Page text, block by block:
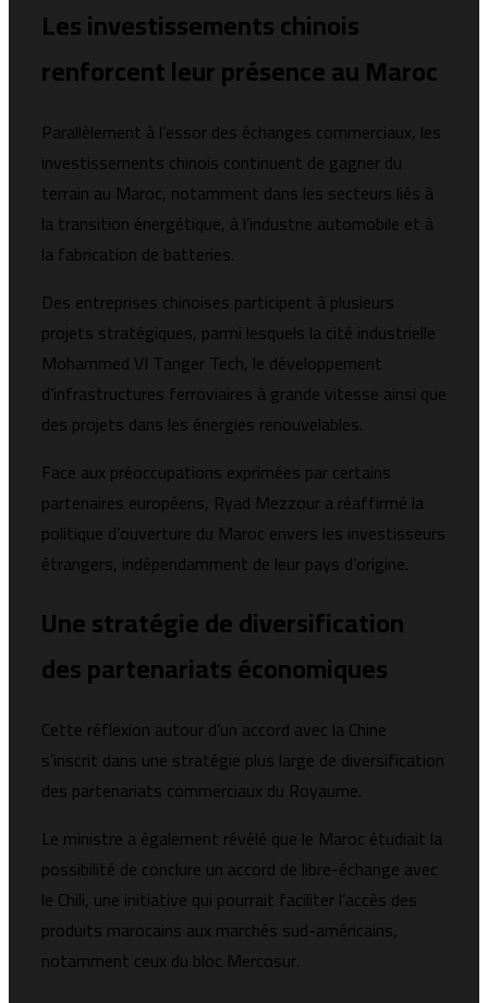
Les investissements chinois
renforcent leur présence au Maroc
Parallèlement à l’essor des échanges commerciaux, les
investissements chinois continuent de gagner du
terrain au Maroc, notamment dans les secteurs liés à
la transition énergétique, à l’industrie automobile et à
la fabrication de batteries.
Des entreprises chinoises participent à plusieurs
projets stratégiques, parmi lesquels la cité industrielle
Mohammed VI Tanger Tech, le développement
d’infrastructures ferroviaires à grande vitesse ainsi que
des projets dans les énergies renouvelables.
Face aux préoccupations exprimées par certains
partenaires européens, Ryad Mezzour a réaffirmé la
politique d’ouverture du Maroc envers les investisseurs
étrangers, indépendamment de leur pays d’origine.
Une stratégie de diversification
des partenariats économiques
Cette réflexion autour d’un accord avec la Chine
s’inscrit dans une stratégie plus large de diversification
des partenariats commerciaux du Royaume.
Le ministre a également révélé que le Maroc étudiait la
possibilité de conclure un accord de libre-échange avec
le Chili, une initiative qui pourrait faciliter l’accès des
produits marocains aux marchés sud-américains,
notamment ceux du bloc Mercosur.